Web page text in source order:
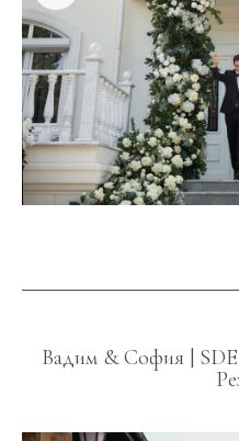
Вадим & София |